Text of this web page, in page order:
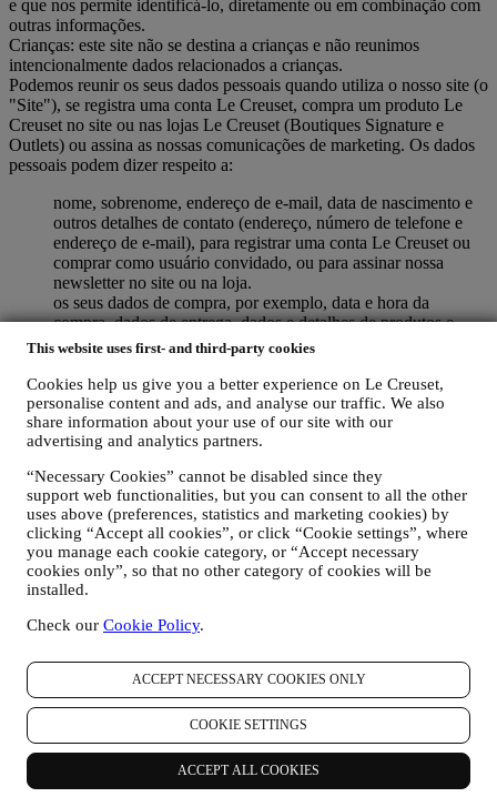
This website uses first- and third-party cookies
Cookies help us give you a better experience on Le Creuset,
personalise content and ads, and analyse our traffic. We also
share information about your use of our site with our
advertising and analytics partners.
“Necessary Cookies” cannot be disabled since they
support web functionalities, but you can consent to all the other
uses above (preferences, statistics and marketing cookies) by
clicking “Accept all cookies”, or click “Cookie settings”, where
you manage each cookie category, or “Accept necessary
cookies only”, so that no other category of cookies will be
installed.
Check our Cookie Policy.
ACCEPT NECESSARY COOKIES ONLY
COOKIE SETTINGS
ACCEPT ALL COOKIES
e que nos permite identificá-lo, diretamente ou em combinação com
outras informações.
Crianças: este site não se destina a crianças e não reunimos
intencionalmente dados relacionados a crianças.
Podemos reunir os seus dados pessoais quando utiliza o nosso site (o
"Site"), se registra uma conta Le Creuset, compra um produto Le
Creuset no site ou nas lojas Le Creuset (Boutiques Signature e
Outlets) ou assina as nossas comunicações de marketing. Os dados
pessoais podem dizer respeito a:
nome, sobrenome, endereço de e-mail, data de nascimento e
outros detalhes de contato (endereço, número de telefone e
endereço de e-mail), para registrar uma conta Le Creuset ou
comprar como usuário convidado, ou para assinar nossa
newsletter no site ou na loja.
os seus dados de compra, por exemplo, data e hora da
compra, dados de entrega, dados e detalhes de produtos e
pagamentos, para gerenciar seus pedidos.
dados sobre o seu histórico de navegação on-line (por
exemplo, identificadores on-line - como seu endereço IP,
versão do navegador, sistema operacional, duração da visita,
usuário que retorna, origem geográfica), reunidos durante as
suas visitas ao site (se você é um usuário registrado ou não),
“cookies” e tecnologias semelhantes (incluindo pixels de
rastreamento em e-mail), para melhorar nossos serviços e
anúncios ou para nossa análise estatística - na maioria dos
casos, nós não conseguiremos identificá-lo com essas
informações técnicas. Para obter informações sobre coleta de
dados através de cookies, consulte nossa Política de Cookies
seus comentários, solicitações, reclamações, perguntas ou
posts em redes sociais, e-mails ou telefonemas).
Os dados pessoais reunidos quando utiliza o site ou fornece
informações de identificação pessoal são protegidos e tem direitos de
privacidade explicados no parágrafo 8) abaixo.
2. QUEM ESTÁ REUNINDO AS SUAS INFORMAÇÕES?
O controlador de dados dos serviços de comércio eletrônico